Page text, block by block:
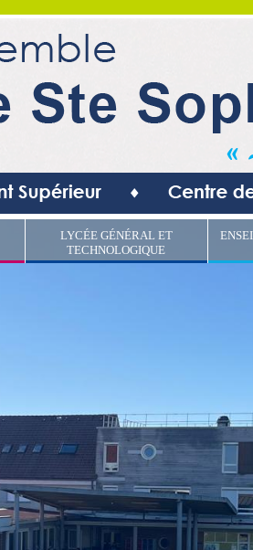
LYCÉE GÉNÉRAL ET
TECHNOLOGIQUE